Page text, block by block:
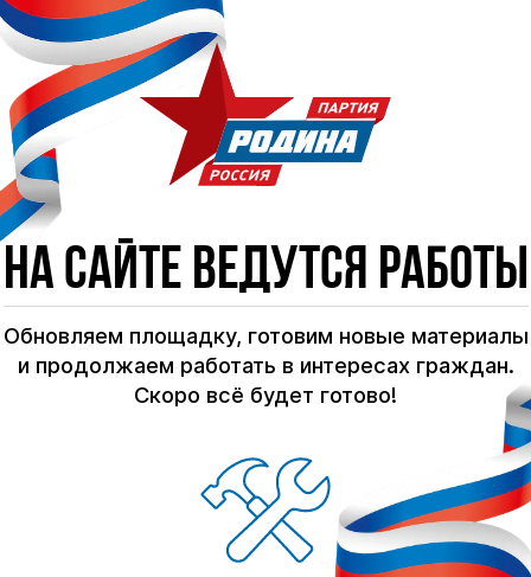
На сайте ведутся работы
Обновляем площадку, готовим новые материалы
и продолжаем работать в интересах граждан.
Скоро всё будет готово!